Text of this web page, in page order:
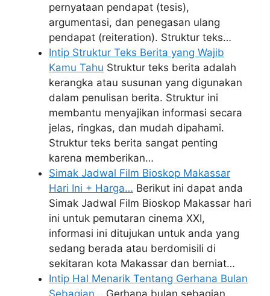
pernyataan pendapat (tesis),
argumentasi, dan penegasan ulang
pendapat (reiteration). Struktur teks…
Intip Struktur Teks Berita yang Wajib
Kamu Tahu Struktur teks berita adalah
kerangka atau susunan yang digunakan
dalam penulisan berita. Struktur ini
membantu menyajikan informasi secara
jelas, ringkas, dan mudah dipahami.
Struktur teks berita sangat penting
karena memberikan…
Simak Jadwal Film Bioskop Makassar
Hari Ini + Harga… Berikut ini dapat anda
Simak Jadwal Film Bioskop Makassar hari
ini untuk pemutaran cinema XXI,
informasi ini ditujukan untuk anda yang
sedang berada atau berdomisili di
sekitaran kota Makassar dan berniat…
Intip Hal Menarik Tentang Gerhana Bulan